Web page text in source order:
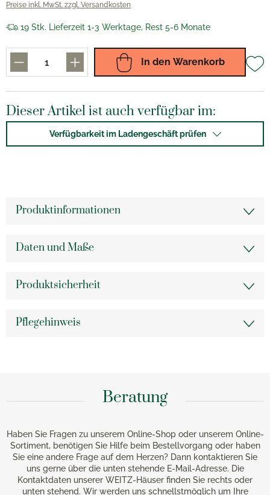
Preise inkl. MwSt. zzgl. Versandkosten
19 Stk. Lieferzeit 1-3 Werktage, Rest 5-6 Monate
In den Warenkorb
Dieser Artikel ist auch verfügbar im:
Verfügbarkeit im Ladengeschäft prüfen
Produktinformationen
Daten und Maße
Produktsicherheit
Pflegehinweis
Beratung
Haben Sie Fragen zu unserem Online-Shop oder unserem Online-
Sortiment, benötigen Sie Hilfe beim Bestellvorgang oder haben
Sie eine andere Frage auf dem Herzen? Dann kontaktieren Sie
uns gerne über die unten stehende E-Mail-Adresse. Die
Kontaktdaten unserer WEITZ-Häuser finden Sie rechts oder
unten stehend. Wir werden uns schnellstmöglich um Ihre